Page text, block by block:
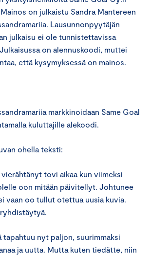
on julkaistu Sandra Mantereen
Lausunnonpyytäjän
julkaisu ei ole tunnistettavissa
on alennuskoodi, muttei
että kysymyksessä on mainos.
markkinoidaan Same Goal
kuluttajille alekoodi.
ohella teksti:
tovi aikaa kun viimeksi
oon mitään päivitellyt. Johtunee
vaan oo tullut otettua uusia kuvia.
tapahtuu nyt paljon, suurimmaksi
ja uutta. Mutta kuten tiedätte, niin